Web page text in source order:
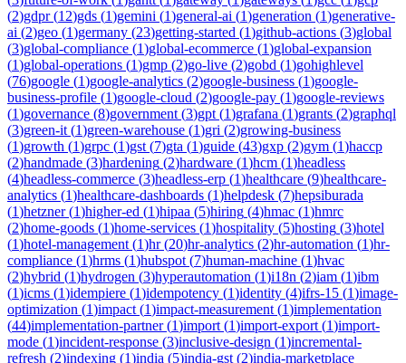
(2)gdpr(12)gds (1)gemini (1)general-ai (1)generation (1)generative-
ai (2)geo (1)germany (23)getting-started (1)github-actions (3)global
(3)global-compliance (1)global-ecommerce (1)global-expansion
(1)global-operations (1)gmp (2)go-live (2)gobd (1)gohighlevel
(76)google (1)google-analytics (2)google-business (1)google-
business-profile (1)google-cloud (2)google-pay (1)google-reviews
(1)governance (8)government (3)gpt (1)grafana (1)grants (2)graphql
(3)green-it (1)green-warehouse (1)gri (2)growing-business
(1)growth (1)grpc (1)gst (7)gta (1)guide (43)gxp (2)gym (1)haccp
(2)handmade (3)hardening (2)hardware (1)hcm (1)headless
(4)headless-commerce (3)headless-erp (1)healthcare (9)healthcare-
analytics (1)healthcare-dashboards (1)helpdesk (7)hepsiburada
(1)hetzner(1)higher-ed (1)hipaa (5)hiring (4)hmac (1)hmrc
(2)home-goods (1)home-services (1)hospitality (5)hosting (3)hotel
(1)hotel-management (1)hr(20)hr-analytics (2)hr-automation (1)hr-
compliance (1)hrms (1)hubspot (7)human-machine (1)hvac
(2)hybrid (1)hydrogen (3)hyperautomation (1)i18n (2)iam (1)ibm
(1)icms (1)idempiere (1)idempotency (1)identity (4)ifrs-15 (1)image-
optimization (1)impact (1)impact-measurement (1)implementation
(44)implementation-partner(1)import (1)import-export (1)import-
mode (1)incident-response (3)inclusive-design (1)incremental-
refresh (2)indexing (1)india (5)india-gst (2)india-marketplace